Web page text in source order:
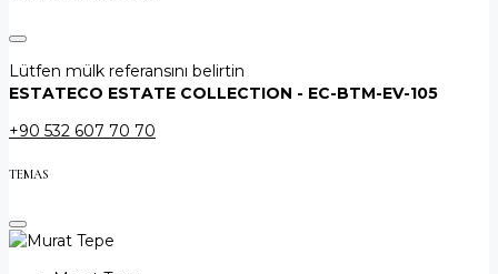
Lütfen mülk referansını belirtin
ESTATECO ESTATE COLLECTION - EC-BTM-EV-105
+90 532 607 70 70
TEMAS